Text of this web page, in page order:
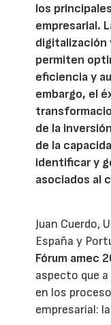
los
empresarial.
digitalización
permiten
eficiencia y
embargo, el
de la
de la
identificar y
asociados al
Juan Cuerdo,
España y
Fórum amec
aspecto que
en los
empresarial: